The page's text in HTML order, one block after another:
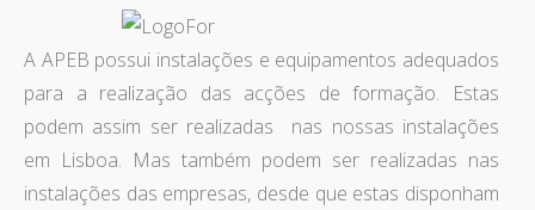
A APEB possui instalações e equipamentos adequados
para a realização das acções de formação. Estas
podem assim ser realizadas nas nossas instalações
em Lisboa. Mas também podem ser realizadas nas
instalações das empresas, desde que estas disponham